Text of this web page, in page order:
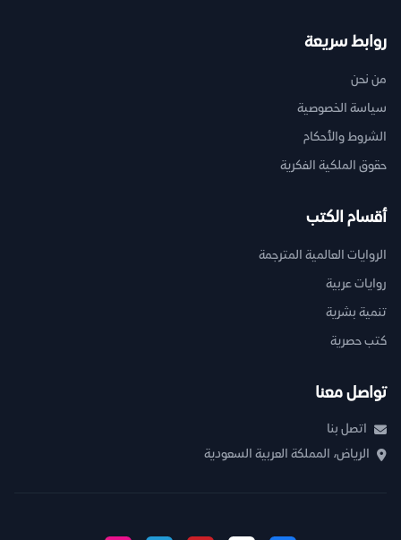
روابط سريعة
من نحن
سياسة الخصوصية
الشروط والأحكام
حقوق الملكية الفكرية
أقسام الكتب
الروايات العالمية المترجمة
روايات عربية
تنمية بشرية
كتب حصرية
تواصل معنا
اتصل بنا
الرياض، المملكة العربية السعودية